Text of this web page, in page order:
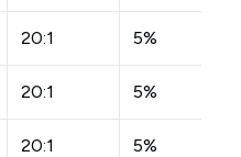
20:1 5%
20:1 5%
20:1 5%